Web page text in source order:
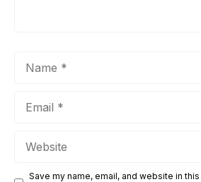
Save my name, email, and website in